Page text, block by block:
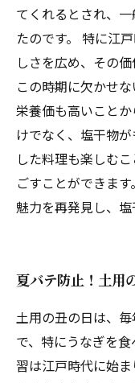
てくれるとされ、
たのです。 特に江
しさを広め、その
この時期に欠かせな
栄養価も高いこと
けでなく、塩干物
した料理も楽しむ
ごすことができま
魅力を再発見し、塩
夏バテ防止！土用
土用の丑の日は、
で、特にうなぎを
習は江戸時代に始